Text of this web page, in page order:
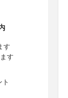
す
す